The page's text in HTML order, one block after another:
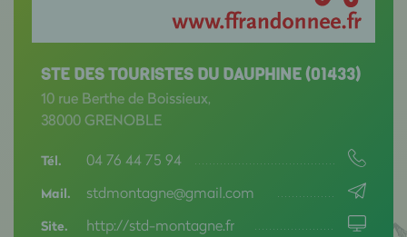
STE DES TOURISTES DU DAUPHINE (01433)
10 rue Berthe de Boissieux,
38000 GRENOBLE
Tél. 04 76 44 75 94
Mail. stdmontagne@gmail.com
Site. http://std-montagne.fr